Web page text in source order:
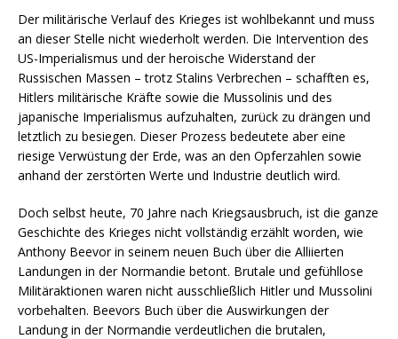
Der militärische Verlauf des Krieges ist wohlbekannt und muss
an dieser Stelle nicht wiederholt werden. Die Intervention des
US-Imperialismus und der heroische Widerstand der
Russischen Massen – trotz Stalins Verbrechen – schafften es,
Hitlers militärische Kräfte sowie die Mussolinis und des
japanische Imperialismus aufzuhalten, zurück zu drängen und
letztlich zu besiegen. Dieser Prozess bedeutete aber eine
riesige Verwüstung der Erde, was an den Opferzahlen sowie
anhand der zerstörten Werte und Industrie deutlich wird.
Doch selbst heute, 70 Jahre nach Kriegsausbruch, ist die ganze
Geschichte des Krieges nicht vollständig erzählt worden, wie
Anthony Beevor in seinem neuen Buch über die Alliierten
Landungen in der Normandie betont. Brutale und gefühllose
Militäraktionen waren nicht ausschließlich Hitler und Mussolini
vorbehalten. Beevors Buch über die Auswirkungen der
Landung in der Normandie verdeutlichen die brutalen,